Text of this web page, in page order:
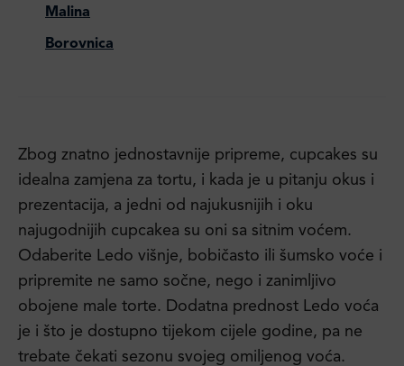
Malina
Borovnica
Zbog znatno jednostavnije pripreme, cupcakes su
idealna zamjena za tortu, i kada je u pitanju okus i
prezentacija, a jedni od najukusnijih i oku
najugodnijih cupcakea su oni sa sitnim voćem.
Odaberite Ledo višnje, bobičasto ili šumsko voće i
pripremite ne samo sočne, nego i zanimljivo
obojene male torte. Dodatna prednost Ledo voća
je i što je dostupno tijekom cijele godine, pa ne
trebate čekati sezonu svojeg omiljenog voća.